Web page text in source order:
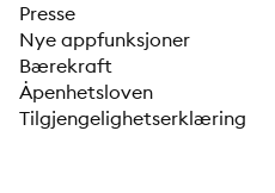
Presse
Nye appfunksjoner
Bærekraft
Åpenhetsloven
Tilgjengelighetserklæring